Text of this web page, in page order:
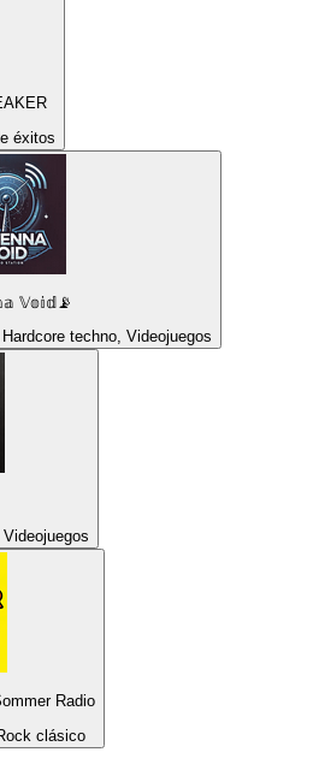
éxitos
𝕍𝕠𝕚𝕕📡
techno, Videojuegos
Radio
clásico